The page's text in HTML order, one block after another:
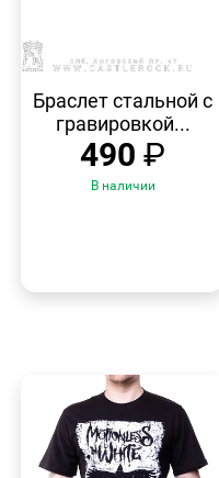
Браслет стальной с
гравировкой...
490 ₽
В наличии